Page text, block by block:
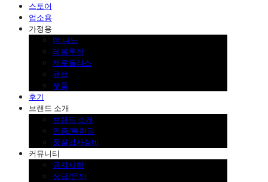
스토어
업소용
가정용
더 나노
레볼루션
제로플러스
큐브
부품
후기
브랜드 소개
브랜드 소개
인증/특허권
품질검사설비
커뮤니티
공지사항
상담/문의